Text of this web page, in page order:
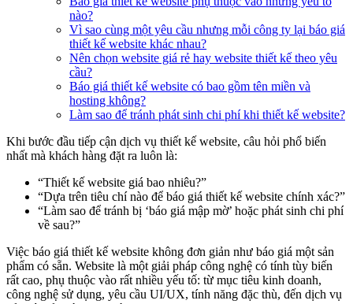
nào?
Vì sao cùng một yêu cầu nhưng mỗi công ty lại báo giá
thiết kế website khác nhau?
Nên chọn website giá rẻ hay website thiết kế theo yêu
cầu?
Báo giá thiết kế website có bao gồm tên miền và
hosting không?
Làm sao để tránh phát sinh chi phí khi thiết kế website?
Khi bước đầu tiếp cận dịch vụ thiết kế website, câu hỏi phổ biến
nhất mà khách hàng đặt ra luôn là:
“Thiết kế website giá bao nhiêu?”
“Dựa trên tiêu chí nào để báo giá thiết kế website chính xác?”
“Làm sao để tránh bị ‘báo giá mập mờ’ hoặc phát sinh chi phí
về sau?”
Việc báo giá thiết kế website không đơn giản như báo giá một sản
phẩm có sẵn. Website là một giải pháp công nghệ có tính tùy biến
rất cao, phụ thuộc vào rất nhiều yếu tố: từ mục tiêu kinh doanh,
công nghệ sử dụng, yêu cầu UI/UX, tính năng đặc thù, đến dịch vụ